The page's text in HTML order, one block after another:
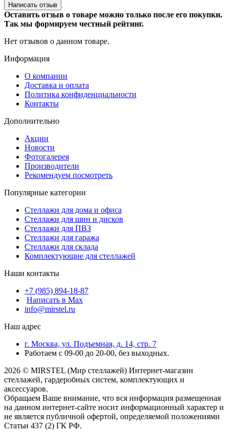
Написать отзыв
Оставить отзыв о товаре можно только после его покупки.
Так мы формируем честный рейтинг.
Нет отзывов о данном товаре.
Информация
О компании
Доставка и оплата
Политика конфиденциальности
Контакты
Дополнительно
Акции
Новости
Фотогалерея
Производители
Рекомендуем посмотреть
Популярные категории
Стеллажи для дома и офиса
Стеллажи для шин и дисков
Стеллажи для ПВЗ
Стеллажи для гаража
Стеллажи для склада
Комплектующие для стеллажей
Наши контакты
+7 (985) 894-18-87
Написать в Max
info@mirstel.ru
Наш адрес
г. Москва, ул. Подъемная, д. 14, стр. 7
Работаем с 09-00 до 20-00, без выходных.
2026 © MIRSTEL (Мир стеллажей) Интернет-магазин
стеллажей, гардеробных систем, комплектующих и
аксессуаров.
Обращаем Ваше внимание, что вся информация размещенная
на данном интернет-сайте носит информационный характер и
не является публичной офертой, определяемой положениями
Статьи 437 (2) ГК РФ.